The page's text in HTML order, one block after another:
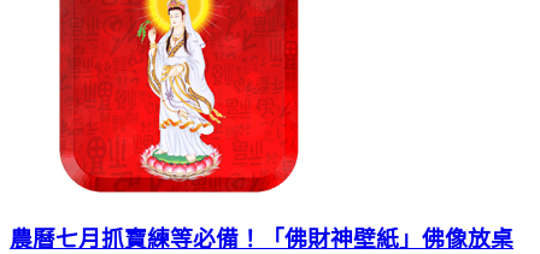
農曆七月抓寶練等必備！「佛財神壁紙」佛像放桌